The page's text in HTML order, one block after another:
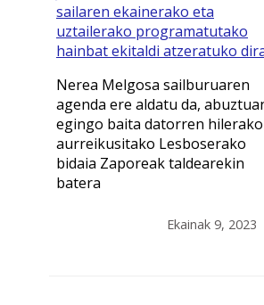
sailaren ekainerako eta
uztailerako programatutako
hainbat ekitaldi atzeratuko
Nerea Melgosa sailburuaren
agenda ere aldatu da,
egingo baita datorren hilerako
aurreikusitako Lesboserako
bidaia Zaporeak taldearekin
batera
Ekainak 9, 2023